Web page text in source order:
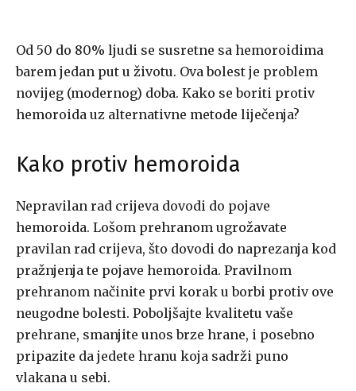
Od 50 do 80% ljudi se susretne sa hemoroidima
barem jedan put u životu. Ova bolest je problem
novijeg (modernog) doba. Kako se boriti protiv
hemoroida uz alternativne metode liječenja?
Kako protiv hemoroida
Nepravilan rad crijeva dovodi do pojave
hemoroida. Lošom prehranom ugrožavate
pravilan rad crijeva, što dovodi do naprezanja kod
pražnjenja te pojave hemoroida. Pravilnom
prehranom načinite prvi korak u borbi protiv ove
neugodne bolesti. Poboljšajte kvalitetu vaše
prehrane, smanjite unos brze hrane, i posebno
pripazite da jedete hranu koja sadrži puno
vlakana u sebi.